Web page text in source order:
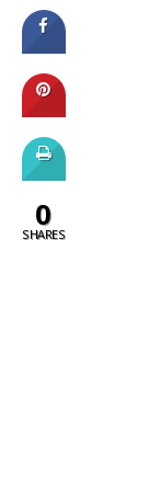
0
SHARES